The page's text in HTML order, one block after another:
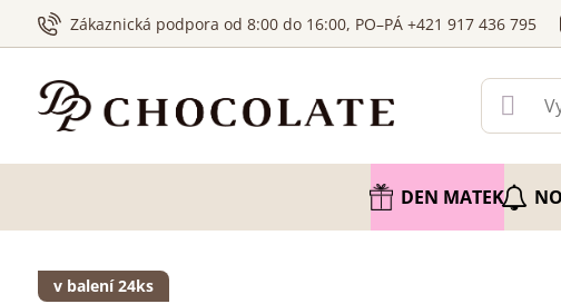
Zákaznická podpora od 8:00 do 16:00, PO–PÁ +421 917 436 795
DEN MATEK
v balení 24ks